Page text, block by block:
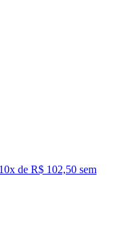
10x de R$ 102,50 sem